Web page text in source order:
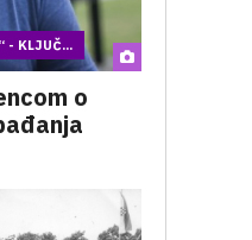
- KLJUČ...
o